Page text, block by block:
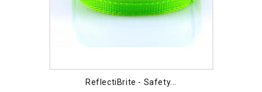
ReflectiBrite - Safety...